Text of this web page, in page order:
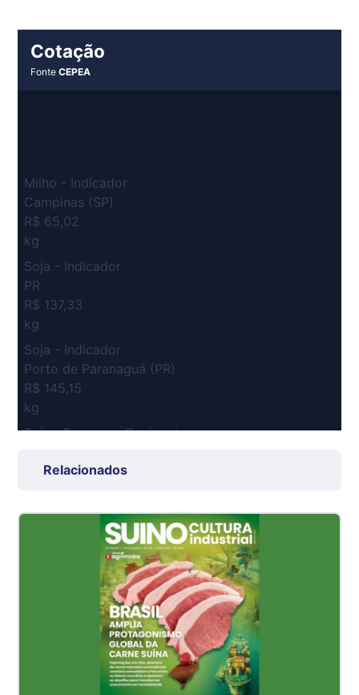
Cotação
FonteCEPEA
Milho - Indicador
Campinas (SP)
R$ 65,02
kg
Soja - Indicador
PR
R$ 137,33
kg
Soja - Indicador
Porto de Paranaguá (PR)
R$ 145,15
kg
Suíno Carcaça - Regional
R$ 7,53
Suíno - Estadual
Suíno - Estadual
Suíno - Estadual
Relacionados